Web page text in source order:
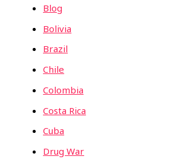
Blog
Bolivia
Brazil
Chile
Colombia
Costa Rica
Cuba
Drug War